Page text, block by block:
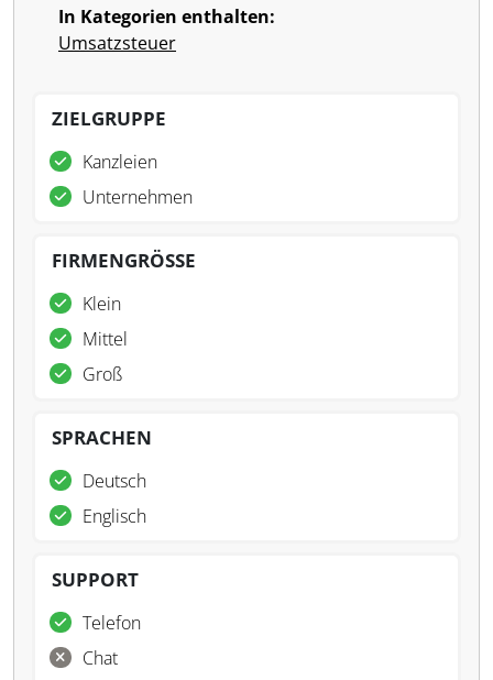
In Kategorien enthalten:
Umsatzsteuer
ZIELGRUPPE
Kanzleien
Unternehmen
FIRMENGRÖSSE
Klein
Mittel
Groß
SPRACHEN
Deutsch
Englisch
SUPPORT
Telefon
Chat